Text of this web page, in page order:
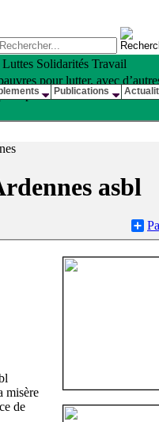
Solidarités Travail
pour lutter, avec
la produit •
asbl
misère
de
Publications